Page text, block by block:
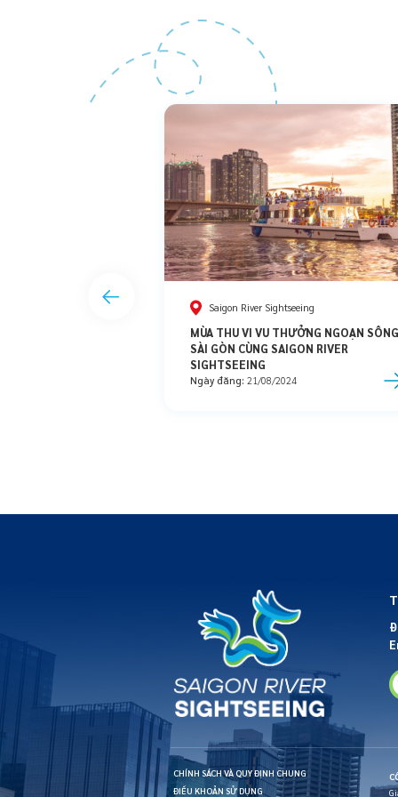
Saigon River Sightseeing
MÙA THU VI VU THƯỞNG NGOẠN
SÀI GÒN CÙNG SAIGON RIVER
SIGHTSEEING
Ngày đăng:21/08/2024
CHÍNH SÁCH VÀ QUY ĐỊNH CHUNG
ĐIỀU KHOẢN SỬ DỤNG